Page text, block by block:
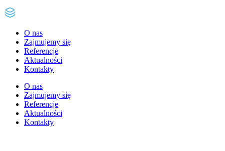
O nas
Zajmujemy się
Referencje
Aktualności
Kontakty
O nas
Zajmujemy się
Referencje
Aktualności
Kontakty